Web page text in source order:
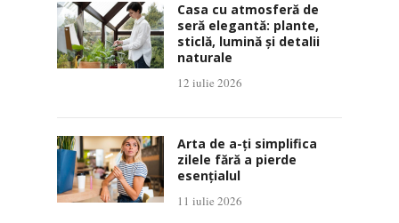
Casa cu atmosferă de
seră elegantă: plante,
sticlă, lumină și detalii
naturale
12 iulie 2026
Arta de a-ți simplifica
zilele fără a pierde
esențialul
11 iulie 2026